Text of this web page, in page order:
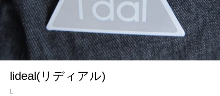
lideal(リディアル)
L